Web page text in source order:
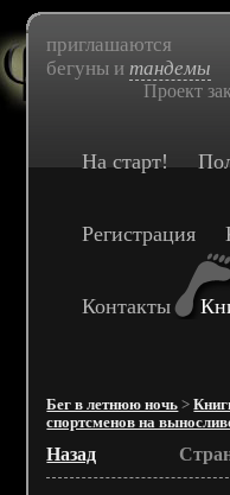
приглашаются
бегуны итандемы
Проект
На старт!
Регистрация
Контакты
Бег в летнюю ночь >
спортсменов на
Назад